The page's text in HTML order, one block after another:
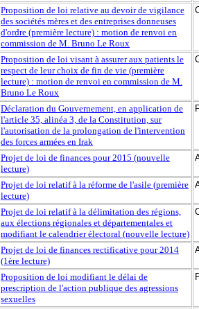
Proposition de loi relative au devoir de vigilance
des sociétés mères et des entreprises donneuses
d'ordre (première lecture) : motion de renvoi en
commission de M. Bruno Le Roux
Proposition de loi visant à assurer aux patients le
respect de leur choix de fin de vie (première
lecture) : motion de renvoi en commission de M.
Bruno Le Roux
Déclaration du Gouvernement, en application de
l'article 35, alinéa 3, de la Constitution, sur
l'autorisation de la prolongation de l'intervention
des forces armées en Irak
Projet de loi de finances pour 2015 (nouvelle
lecture)
Projet de loi relatif à la réforme de l'asile (première
lecture)
Projet de loi relatif à la délimitation des régions,
aux élections régionales et départementales et
modifiant le calendrier électoral (nouvelle lecture)
Projet de loi de finances rectificative pour 2014
(1ère lecture)
Proposition de loi modifiant le délai de
prescription de l'action publique des agressions
sexuelles